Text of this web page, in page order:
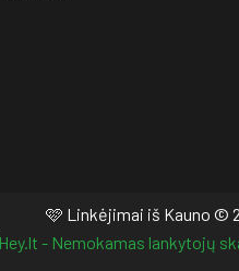
🩷 Linkėjimai iš Kauno ©